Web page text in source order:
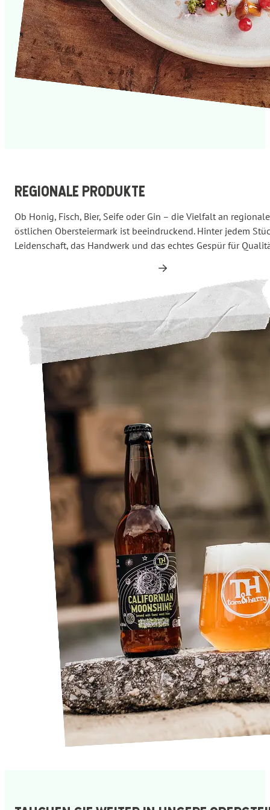
REGIONALE PRODUKTE
Ob Honig, Fisch, Bier, Seife oder Gin – die Vielfalt an
östlichen Obersteiermark ist beeindruckend. Hinter jedem
Leidenschaft, das Handwerk und das echtes Gespür für